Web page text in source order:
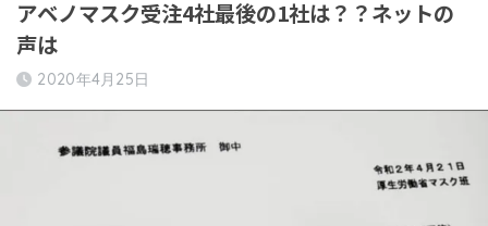
アベノマスク受注4社最後の1社は？？ネットの
声は
2020年4月25日